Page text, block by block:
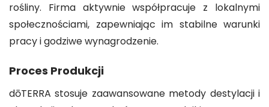
rośliny. Firma aktywnie współpracuje z lokalnymi
społecznościami, zapewniając im stabilne warunki
pracy i godziwe wynagrodzenie.
Proces Produkcji
dōTERRA stosuje zaawansowane metody destylacji i